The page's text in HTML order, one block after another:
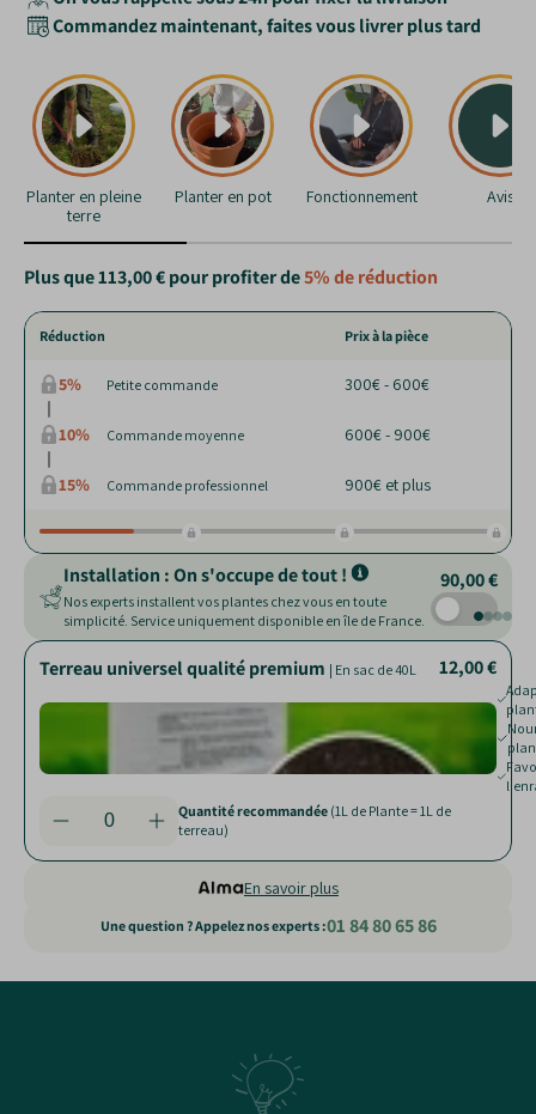
Commandez maintenant, faites vous livrer plus tard
Planter en pleine
terre
Planter en pot Fonctionnement Avis
Plus que113,00 €pour profiter de5%de réduction
Réduction Prix à la pièce
5% Petite commande 300€ - 600€
10% Commande moyenne 600€ - 900€
15% Commande professionnel 900€ et plus
Installation : On s'occupe de tout !
Nos experts installent vos plantes chez vous en toute
simplicité. Service uniquement disponible en île de France.
90,00 €
Terreau universel qualité premium | En sac de 40L 12,00 €
Quantité recommandée (1L de Plante = 1L de
terreau)
Billes d'argile| Sac de 10 L et 45 L 10,00 €
terre
| 18,00 €
Pot Milano| Pot allant de 25 à 220 L 39,00 €
En savoir plus
Une question ? Appelez nos experts :01 84 80 65 86